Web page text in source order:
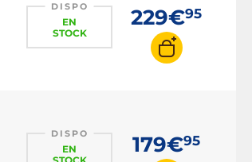
DISPO
EN
STOCK
229€95
DISPO
EN
179€95